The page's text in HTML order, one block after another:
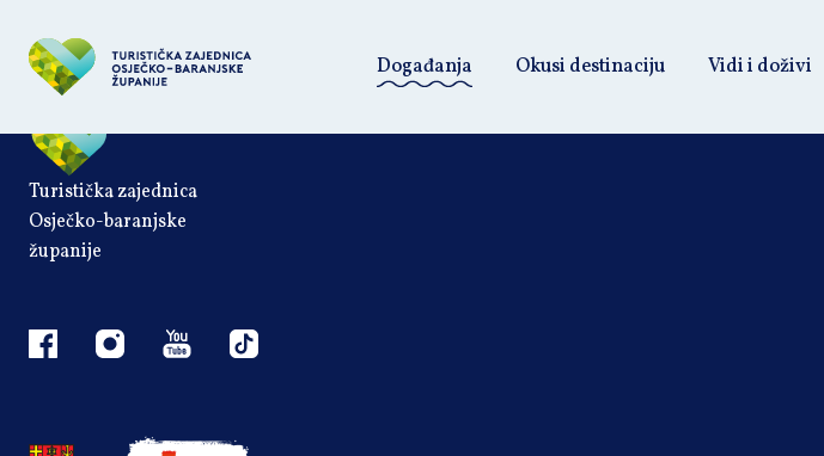
Događanja Okusi destinaciju Vidi i doživi
Turistička zajednica
Osječko-baranjske
županije